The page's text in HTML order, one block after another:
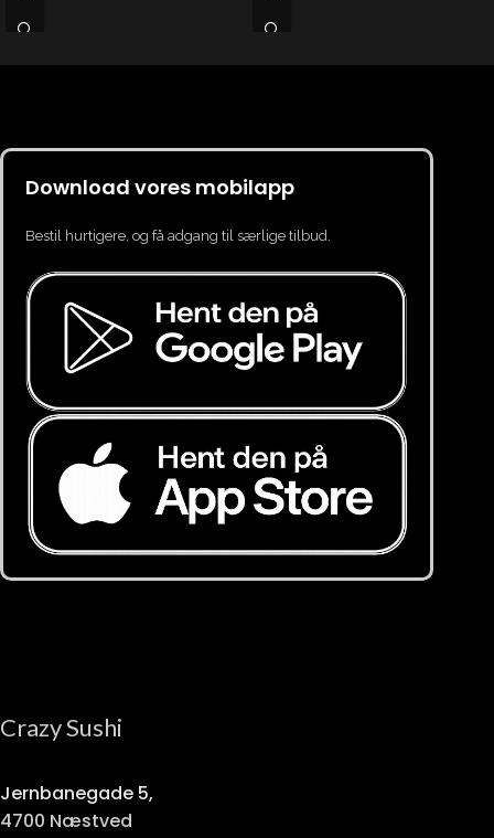
Download vores mobilapp
Bestil hurtigere, og få adgang til særlige tilbud.
Crazy Sushi
Jernbanegade 5,
4700 Næstved